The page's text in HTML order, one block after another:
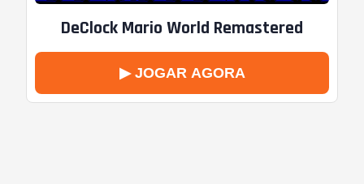
DeClock Mario World Remastered
▶ JOGAR AGORA